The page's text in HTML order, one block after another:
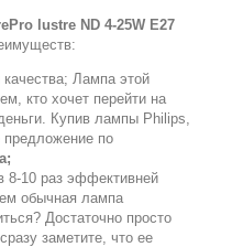
lustre ND 4-25W E27
Лампа этой
кто хочет перейти на
Купив лампы Philips,
предложение по
10 раз эффективней
обычная лампа
Достаточно просто
заметите, что ее